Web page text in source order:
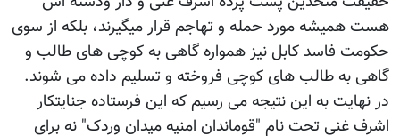
هست همیشه مورد حمله و تهاجم قرار میگیرند، بلکه از سوی
حکومت فاسد کابل نیز همواره گاهی به کوچی های طالب و
گاهی به طالب های کوچی فروخته و تسلیم داده می شوند.
در نهایت به این نتیجه می رسیم که این فرستاده جنایتکار
اشرف غنی تحت نام "قوماندان امنیه میدان وردک" نه برای